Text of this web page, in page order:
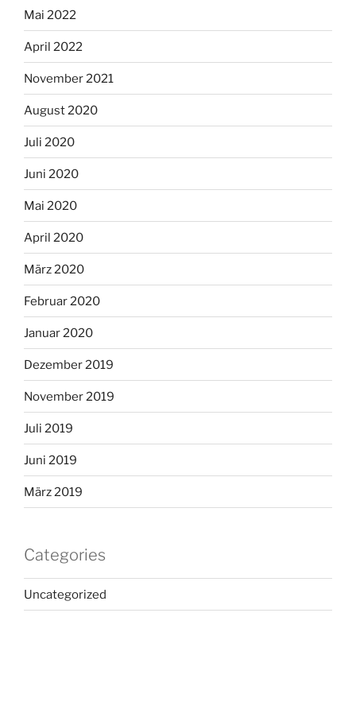
Mai 2022
April 2022
November 2021
August 2020
Juli 2020
Juni 2020
Mai 2020
April 2020
März 2020
Februar 2020
Januar 2020
Dezember 2019
November 2019
Juli 2019
Juni 2019
März 2019
Categories
Uncategorized